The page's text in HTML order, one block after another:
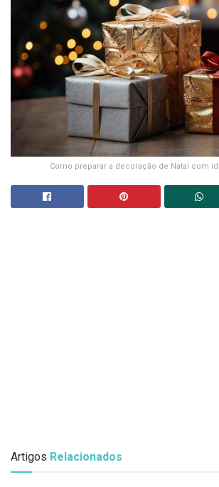
Como preparar a decoração de Natal com
Artigos Relacionados